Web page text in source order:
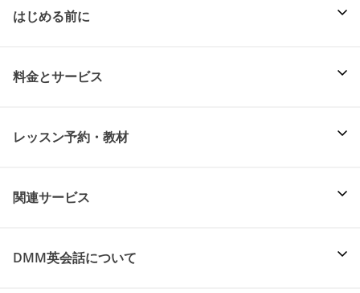
はじめる前に
料金とサービス
レッスン予約・教材
関連サービス
DMM英会話について